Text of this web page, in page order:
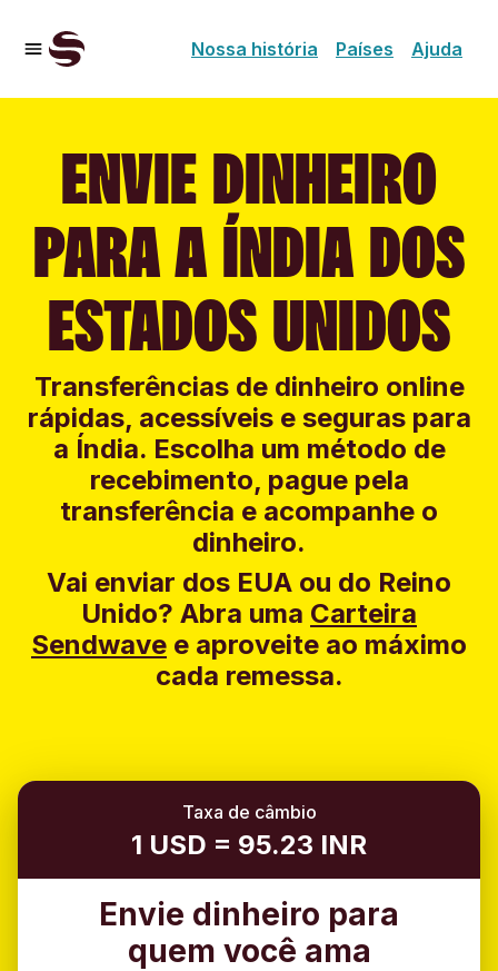
Nossa história Países Ajuda
ENVIE DINHEIRO
PARA A ÍNDIA DOS
ESTADOS UNIDOS
Transferências de dinheiro online
rápidas, acessíveis e seguras para
a Índia. Escolha um método de
recebimento, pague pela
transferência e acompanhe o
dinheiro.
Vai enviar dos EUA ou do Reino
Unido? Abra uma Carteira
Sendwave e aproveite ao máximo
cada remessa.
Taxa de câmbio
1 USD = 95.23 INR
Envie dinheiro para
quem você ama